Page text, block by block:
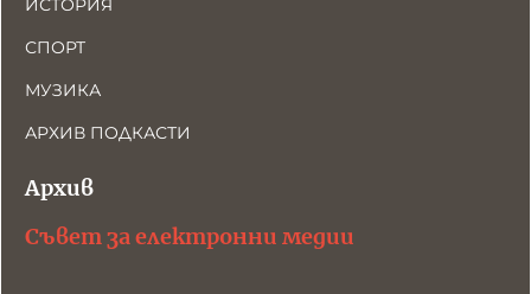
ИСТОРИЯ
СПОРТ
МУЗИКА
АРХИВ ПОДКАСТИ
Архив
Съвет за електронни медии